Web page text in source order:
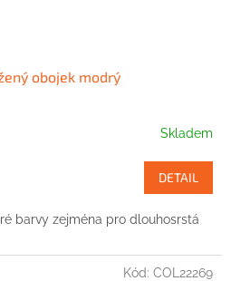
obojek modrý
Skladem
DETAIL
barvy zejména pro dlouhosrstá
Kód: COL22269